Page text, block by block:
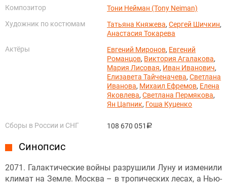
Композитор
Тони Нейман (Tony Neiman)
Художник по костюмам
Татьяна Княжева,Сергей Шичкин,
Анастасия Токарева
Актёры
Евгений Миронов, Евгений
Романцов, Виктория Агалакова,
Мария Лисовая, Иван Иванович,
Елизавета Тайченачева,Светлана
Иванова, Михаил Ефремов, Елена
Яковлева,Светлана Пермякова,
Ян Цапник, Гоша Куценко
Сборы в России и СНГ 108 670 051руб.
Синопсис
2071. Галактические войны разрушили Луну и изменили
климат на Земле. Москва – в тропических лесах, а Нью-